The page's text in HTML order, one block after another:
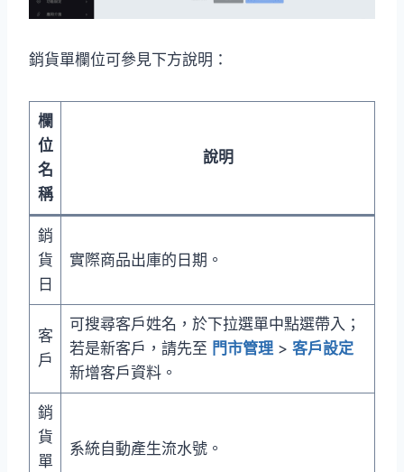
銷貨單欄位可參見下方說明：
欄
位
名
稱
說明
銷
貨
日
實際商品出庫的日期。
客
戶
可搜尋客戶姓名，於下拉選單中點選帶入；
若是新客戶，請先至 門市管理> 客戶設定
新增客戶資料。
銷
貨
單
系統自動產生流水號。